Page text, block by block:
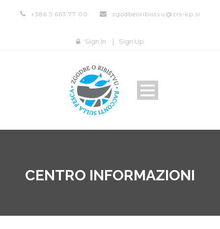
+386 5 663 77 00 zgodbeoribistvu@zrs-kp.si
Sign In | Sign Up
CENTRO INFORMAZIONI